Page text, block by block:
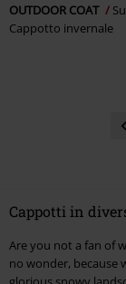
OUTDOOR COAT
Cappotto invernale
Cappotti in
Are you not a fan of
no wonder, because